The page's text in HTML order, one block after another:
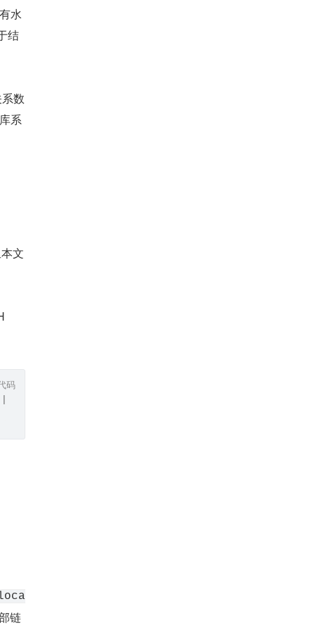
水
结
数
系
文
tar -xz && sudo cp -i cockroach-v22.1.3.linux-
码
链